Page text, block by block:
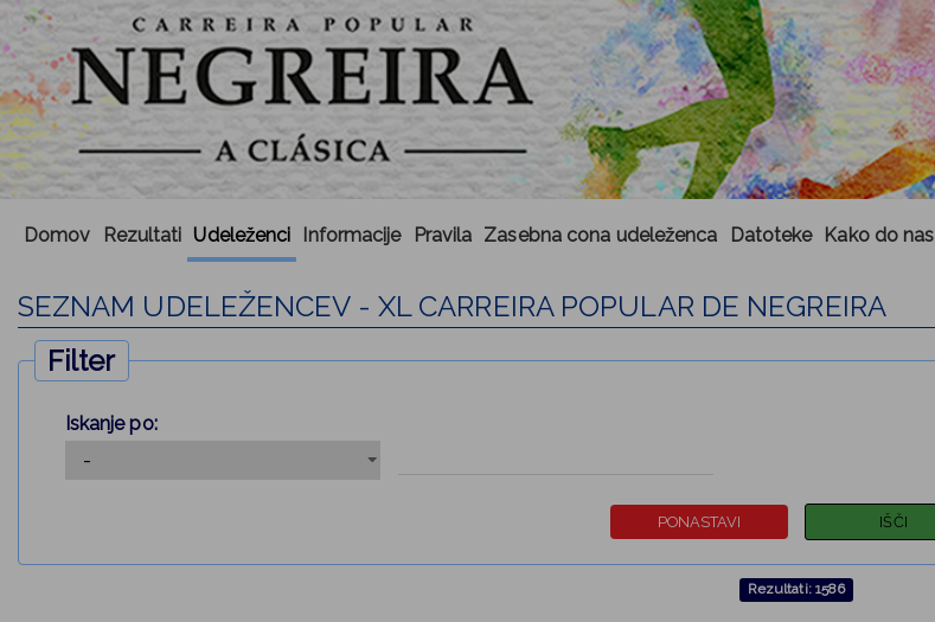
Domov Rezultati Udeleženci Informacije Pravila Zasebna cona udeleženca Datoteke Kako do nas
SEZNAM UDELEŽENCEV - XL CARREIRA POPULAR DE NEGREIRA
Filter
Iskanje po:
Rezultati: 1586